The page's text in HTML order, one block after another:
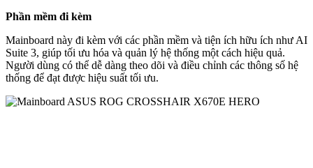
Phần mềm đi kèm
Mainboard này đi kèm với các phần mềm và tiện ích hữu ích như AI
Suite 3, giúp tối ưu hóa và quản lý hệ thống một cách hiệu quả.
Người dùng có thể dễ dàng theo dõi và điều chỉnh các thông số hệ
thống để đạt được hiệu suất tối ưu.